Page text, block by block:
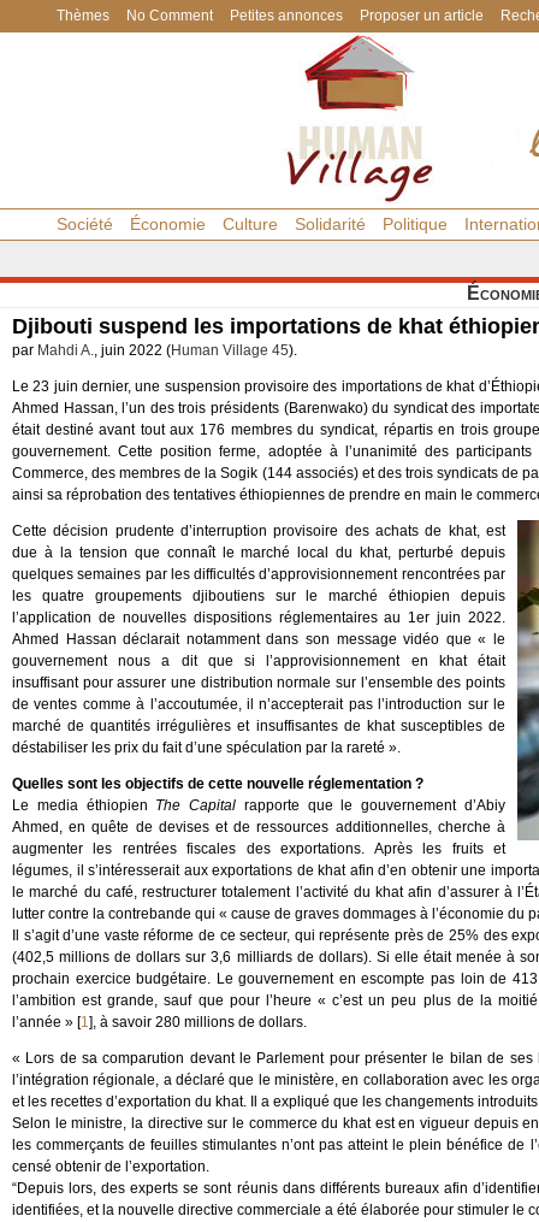
Thèmes No Comment Petites annonces Proposer un article
Société Économie Culture Solidarité Politique
Djibouti suspend les importations de khat
par Mahdi A., juin 2022 (Human Village 45).
Le 23 juin dernier, une suspension provisoire des importations de khat
Ahmed Hassan, l’un des trois présidents (Barenwako) du syndicat des
était destiné avant tout aux 176 membres du syndicat, répartis en trois
gouvernement. Cette position ferme, adoptée à l’unanimité des
Commerce, des membres de la Sogik (144 associés) et des trois syndicats de
ainsi sa réprobation des tentatives éthiopiennes de prendre en main le
Cette décision prudente d’interruption provisoire des achats de khat, est
due à la tension que connaît le marché local du khat, perturbé depuis
quelques semaines par les difficultés d’approvisionnement rencontrées par
les quatre groupements djiboutiens sur le marché éthiopien depuis
l’application de nouvelles dispositions réglementaires au 1er juin 2022.
Ahmed Hassan déclarait notamment dans son message vidéo que « le
gouvernement nous a dit que si l’approvisionnement en khat était
insuffisant pour assurer une distribution normale sur l’ensemble des points
de ventes comme à l’accoutumée, il n’accepterait pas l’introduction sur le
marché de quantités irrégulières et insuffisantes de khat susceptibles de
déstabiliser les prix du fait d’une spéculation par la rareté ».
Quelles sont les objectifs de cette nouvelle réglementation ?
Le media éthiopien The Capital rapporte que le gouvernement d’Abiy
Ahmed, en quête de devises et de ressources additionnelles, cherche à
augmenter les rentrées fiscales des exportations. Après les fruits et
légumes, il s’intéresserait aux exportations de khat afin d’en obtenir une
le marché du café, restructurer totalement l’activité du khat afin d’assurer à
lutter contre la contrebande qui « cause de graves dommages à l’économie du
Il s’agit d’une vaste réforme de ce secteur, qui représente près de 25% des
(402,5 millions de dollars sur 3,6 milliards de dollars). Si elle était menée à
prochain exercice budgétaire. Le gouvernement en escompte pas loin de
l’ambition est grande, sauf que pour l’heure « c’est un peu plus de la
l’année » [1], à savoir 280 millions de dollars.
« Lors de sa comparution devant le Parlement pour présenter le bilan de
l’intégration régionale, a déclaré que le ministère, en collaboration avec les
et les recettes d’exportation du khat. Il a expliqué que les changements
Selon le ministre, la directive sur le commerce du khat est en vigueur depuis
les commerçants de feuilles stimulantes n’ont pas atteint le plein bénéfice
censé obtenir de l’exportation.
“Depuis lors, des experts se sont réunis dans différents bureaux afin
identifiées, et la nouvelle directive commerciale a été élaborée pour stimuler le